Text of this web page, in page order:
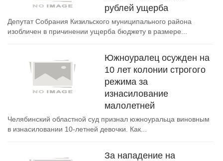
рублей ущерба
Депутат Собрания Кизильского муниципального района
изобличен в причинении ущерба бюджету в размере...
Южноуралец осужден на
10 лет колонии строгого
режима за
изнасилование
малолетней
Челябинский областной суд признал южноуральца виновным
в изнасиловании 10-летней девочки. Как...
За нападение на